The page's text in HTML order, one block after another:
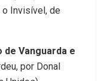
Invisível, de
de Vanguarda e
por Donal